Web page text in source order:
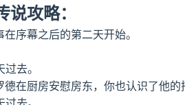
说攻略：
在序幕之后的第二天开始。
去。
德在厨房安慰房东，你也认识了他